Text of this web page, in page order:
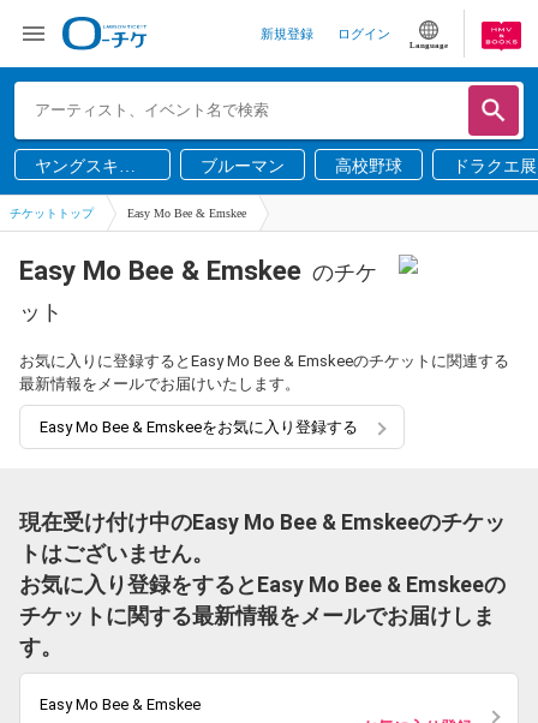
新規登録 ログイン
Language
ヤングスキニ
ー
ブルーマン 高校野球 ドラクエ展
チケットトップ Easy Mo Bee & Emskee
Easy Mo Bee & Emskee のチケ
ット
お気に入りに登録するとEasy Mo Bee & Emskeeのチケットに関連する
最新情報をメールでお届けいたします。
Easy Mo Bee & Emskeeをお気に入り登録する
現在受け付け中のEasy Mo Bee & Emskeeのチケッ
トはございません。
お気に入り登録をするとEasy Mo Bee & Emskeeの
チケットに関する最新情報をメールでお届けしま
す。
Easy Mo Bee & Emskee